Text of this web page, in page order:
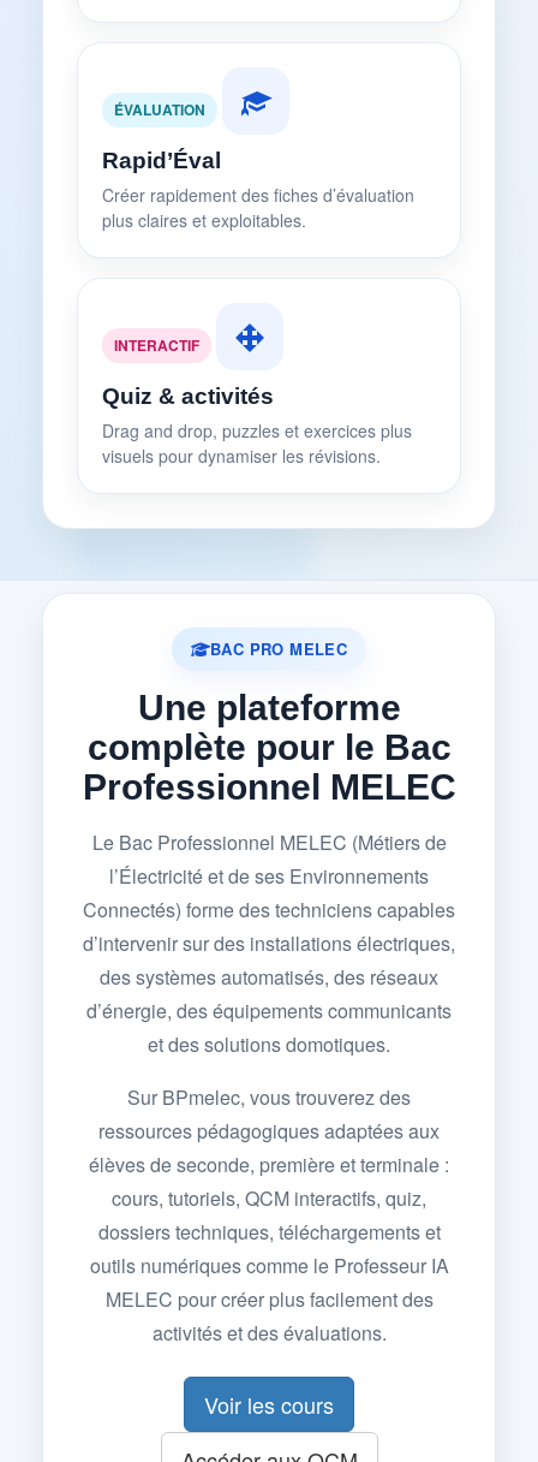
ÉVALUATION
Rapid’Éval
Créer rapidement des fiches d’évaluation
plus claires et exploitables.
INTERACTIF
Quiz & activités
Drag and drop, puzzles et exercices plus
visuels pour dynamiser les révisions.
BAC PRO MELEC
Une plateforme
complète pour le Bac
Professionnel MELEC
Le Bac Professionnel MELEC (Métiers de
l’Électricité et de ses Environnements
Connectés) forme des techniciens capables
d’intervenir sur des installations électriques,
des systèmes automatisés, des réseaux
d’énergie, des équipements communicants
et des solutions domotiques.
Sur BPmelec, vous trouverez des
ressources pédagogiques adaptées aux
élèves de seconde, première et terminale :
cours, tutoriels, QCM interactifs, quiz,
dossiers techniques, téléchargements et
outils numériques comme le Professeur IA
MELEC pour créer plus facilement des
activités et des évaluations.
Voir les cours